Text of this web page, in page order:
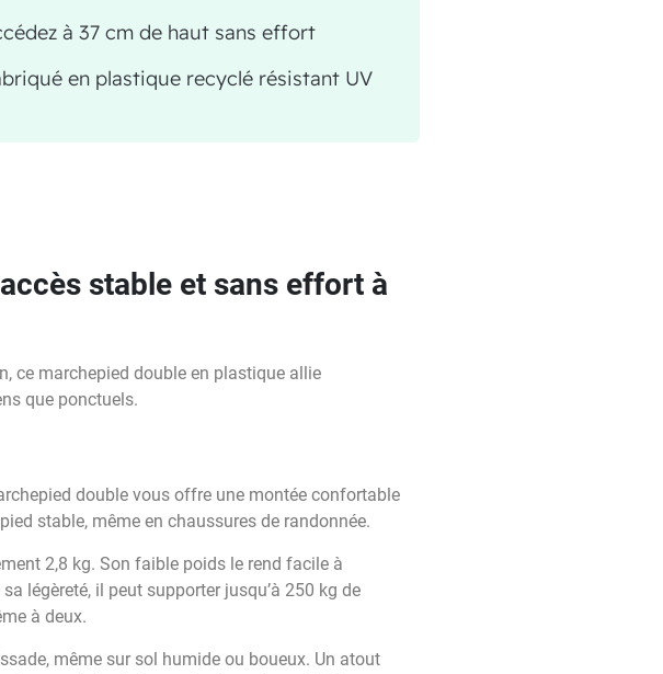
à 37 cm de haut sans effort
en plastique recyclé résistant UV
stable et sans effort à
ce marchepied double en plastique allie
que ponctuels.
double vous offre une montée confortable
stable, même en chaussures de randonnée.
2,8 kg. Son faible poids le rend facile à
légèreté, il peut supporter jusqu’à 250 kg de
à deux.
même sur sol humide ou boueux. Un atout